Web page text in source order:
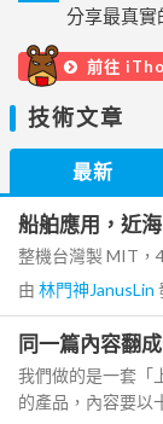
分享最真實
前往
技術文章
最新
船舶應用，近
整機台灣製 MIT，
由 林門神JanusLin
同一篇內容翻
我們做的是一套「
的產品，內容要以